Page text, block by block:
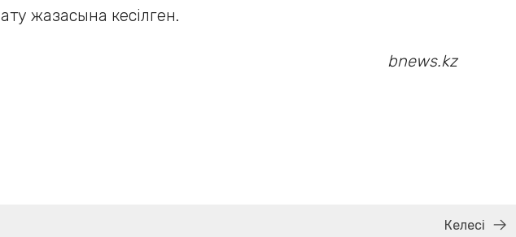
жазасына кесілген.
bnews.kz
Келесі